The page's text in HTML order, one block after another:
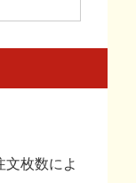
文枚数によ